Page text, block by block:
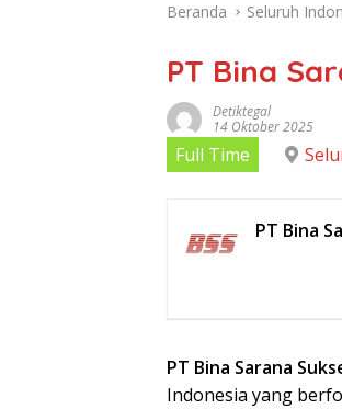
Beranda Seluruh
PT Bina
Detiktegal
14 Oktober 2025
Full Time
PT Bina
PT Bina Sarana
Indonesia yang